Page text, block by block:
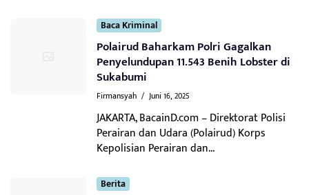
Baca Kriminal
Polairud Baharkam Polri Gagalkan
Penyelundupan 11.543 Benih Lobster di
Sukabumi
Firmansyah / Juni 16, 2025
JAKARTA, BacainD.com – Direktorat Polisi
Perairan dan Udara (Polairud) Korps
Kepolisian Perairan dan...
Berita